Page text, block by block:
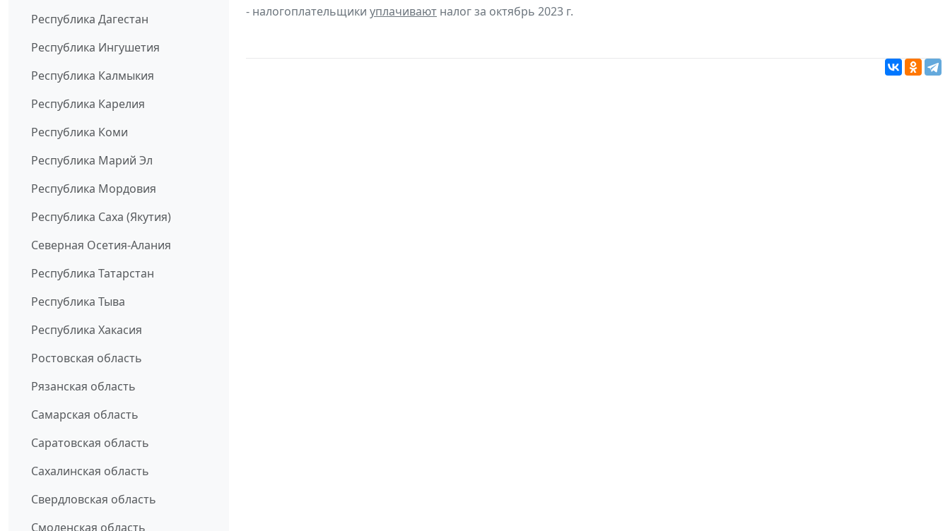
Республика Дагестан
Республика Ингушетия
Республика Калмыкия
Республика Карелия
Республика Коми
Республика Марий Эл
Республика Мордовия
Республика Саха (Якутия)
Северная Осетия-Алания
Республика Татарстан
Республика Тыва
Республика Хакасия
Ростовская область
Рязанская область
Самарская область
Саратовская область
Сахалинская область
Свердловская область
Смоленская область
- налогоплательщики уплачивают налог за октябрь 2023 г.